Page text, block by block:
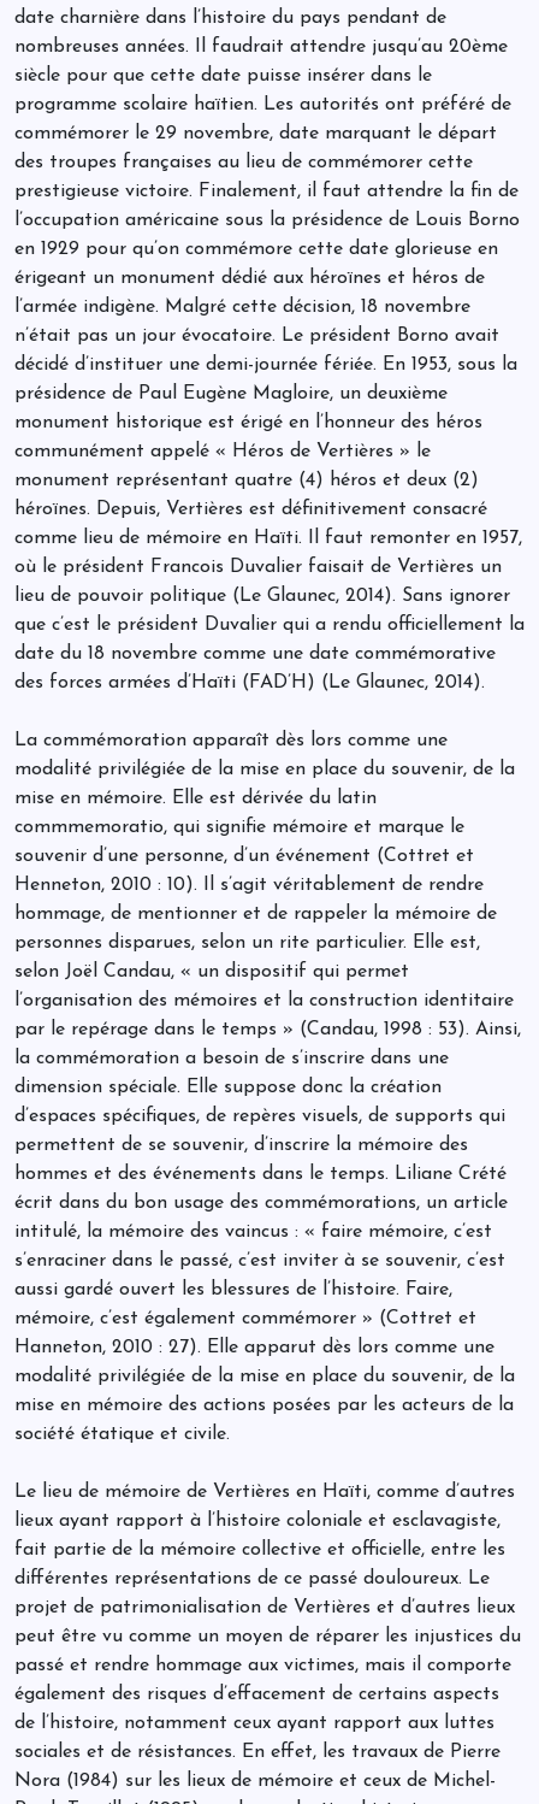
date charnière dans l’histoire du pays pendant de
nombreuses années. Il faudrait attendre jusqu’au 20ème
siècle pour que cette date puisse insérer dans le
programme scolaire haïtien. Les autorités ont préféré de
commémorer le 29 novembre, date marquant le départ
des troupes françaises au lieu de commémorer cette
prestigieuse victoire. Finalement, il faut attendre la fin de
l’occupation américaine sous la présidence de Louis Borno
en 1929 pour qu’on commémore cette date glorieuse en
érigeant un monument dédié aux héroïnes et héros de
l’armée indigène. Malgré cette décision, 18 novembre
n’était pas un jour évocatoire. Le président Borno avait
décidé d’instituer une demi-journée fériée. En 1953, sous la
présidence de Paul Eugène Magloire, un deuxième
monument historique est érigé en l’honneur des héros
communément appelé « Héros de Vertières » le
monument représentant quatre (4) héros et deux (2)
héroïnes. Depuis, Vertières est définitivement consacré
comme lieu de mémoire en Haïti. Il faut remonter en 1957,
où le président Francois Duvalier faisait de Vertières un
lieu de pouvoir politique (Le Glaunec, 2014). Sans ignorer
que c’est le président Duvalier qui a rendu officiellement la
date du 18 novembre comme une date commémorative
des forces armées d’Haïti (FAD’H) (Le Glaunec, 2014).
La commémoration apparaît dès lors comme une
modalité privilégiée de la mise en place du souvenir, de la
mise en mémoire. Elle est dérivée du latin
commmemoratio, qui signifie mémoire et marque le
souvenir d’une personne, d’un événement (Cottret et
Henneton, 2010 : 10). Il s’agit véritablement de rendre
hommage, de mentionner et de rappeler la mémoire de
personnes disparues, selon un rite particulier. Elle est,
selon Joël Candau, « un dispositif qui permet
l’organisation des mémoires et la construction identitaire
par le repérage dans le temps » (Candau, 1998 : 53). Ainsi,
la commémoration a besoin de s’inscrire dans une
dimension spéciale. Elle suppose donc la création
d’espaces spécifiques, de repères visuels, de supports qui
permettent de se souvenir, d’inscrire la mémoire des
hommes et des événements dans le temps. Liliane Crété
écrit dans du bon usage des commémorations, un article
intitulé, la mémoire des vaincus : « faire mémoire, c’est
s’enraciner dans le passé, c’est inviter à se souvenir, c’est
aussi gardé ouvert les blessures de l’histoire. Faire,
mémoire, c’est également commémorer » (Cottret et
Hanneton, 2010 : 27). Elle apparut dès lors comme une
modalité privilégiée de la mise en place du souvenir, de la
mise en mémoire des actions posées par les acteurs de la
société étatique et civile.
Le lieu de mémoire de Vertières en Haïti, comme d’autres
lieux ayant rapport à l’histoire coloniale et esclavagiste,
fait partie de la mémoire collective et officielle, entre les
différentes représentations de ce passé douloureux. Le
projet de patrimonialisation de Vertières et d’autres lieux
peut être vu comme un moyen de réparer les injustices du
passé et rendre hommage aux victimes, mais il comporte
également des risques d’effacement de certains aspects
de l’histoire, notamment ceux ayant rapport aux luttes
sociales et de résistances. En effet, les travaux de Pierre
Nora (1984) sur les lieux de mémoire et ceux de Michel-